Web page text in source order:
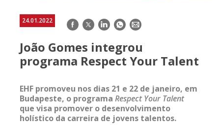
24.01.2022 Facebook
TwitterLinkedInWhatsApp
E-
João Gomes integrou
programa Respect Your Talent
EHF promoveu nos dias 21 e 22 de janeiro, em
Budapeste, o programa Respect Your Talent
que visa promover o desenvolvimento
holístico da carreira de jovens talentos.